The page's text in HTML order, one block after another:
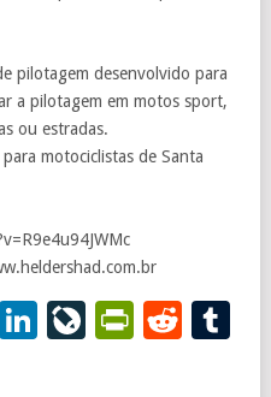
pilotagem desenvolvido para
a pilotagem em motos sport,
ou estradas.
motociclistas de Santa
LinkedIn